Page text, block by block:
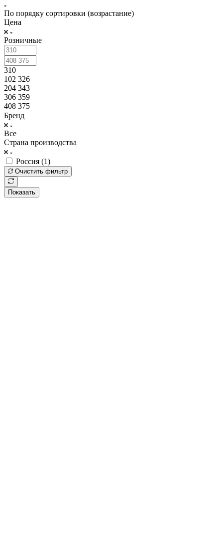
По порядку сортировки (возрастание)
Цена
Розничные
310
102 326
204 343
306 359
408 375
Бренд
Все
Страна производства
Россия (1)
Очистить фильтр
Показать